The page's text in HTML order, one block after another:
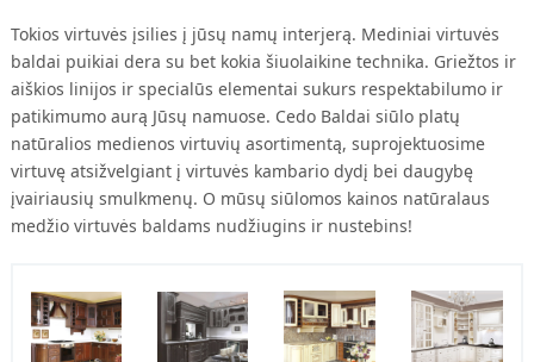
Tokios virtuvės įsilies į jūsų namų interjerą. Mediniai virtuvės
baldai puikiai dera su bet kokia šiuolaikine technika. Griežtos ir
aiškios linijos ir specialūs elementai sukurs respektabilumo ir
patikimumo aurą Jūsų namuose. CedoBaldai siūlo platų
natūralios medienos virtuvių asortimentą, suprojektuosime
virtuvę atsižvelgiant į virtuvės kambario dydį bei daugybę
įvairiausių smulkmenų. O mūsų siūlomos kainos natūralaus
medžio virtuvės baldams nudžiugins ir nustebins!